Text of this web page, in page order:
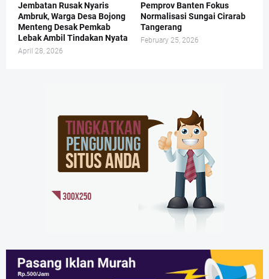
Jembatan Rusak Nyaris
Ambruk, Warga Desa Bojong
Menteng Desak Pemkab
Lebak Ambil Tindakan Nyata
April 28, 2026
Pemprov Banten Fokus
Normalisasi Sungai Cirarab
Tangerang
February 25, 2026